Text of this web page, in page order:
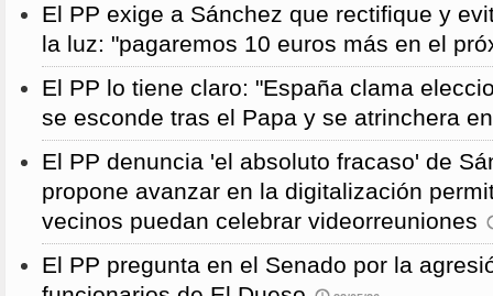
El PP exige a Sánchez que rectifique y
la luz: "pagaremos 10 euros más en el
El PP lo tiene claro: "España clama
se esconde tras el Papa y se atrinchera
El PP denuncia 'el absoluto fracaso' de
propone avanzar en la digitalización
vecinos puedan celebrar videorreuniones
El PP pregunta en el Senado por la